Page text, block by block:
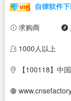
自律软件
求购商
1000人以上
【100118】中